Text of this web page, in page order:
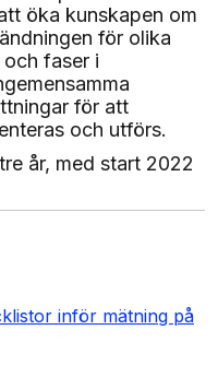
öka kunskapen om
för olika
faser i
för att
och utförs.
år, med start 2022
inför mätning på